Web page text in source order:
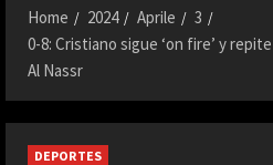
Home 2024 Aprile
3
0-8: Cristiano sigue ‘on fire’ y
Al Nassr
DEPORTES